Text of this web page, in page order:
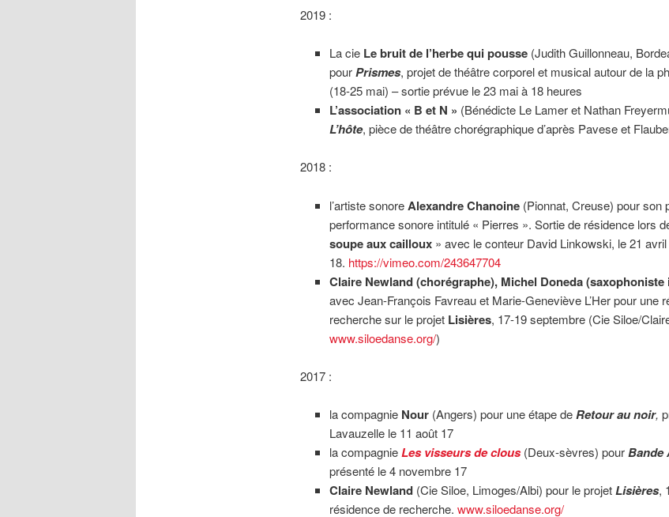
2019 :
La cie Le bruit de l’herbe qui pousse (Judith Guillonneau,
pourPrismes, projet de théâtre corporel et musical autour de la
(18-25 mai) – sortie prévue le 23 mai à 18 heures
L’association « B et N » (Bénédicte Le Lamer et Nathan
L’hôte, pièce de théâtre chorégraphique d’après Pavese et
2018 :
l’artiste sonore Alexandre Chanoine (Pionnat, Creuse) pour son
performance sonore intitulé « Pierres ». Sortie de résidence lors
soupe aux cailloux » avec le conteur David Linkowski, le 21 avril
18. https://vimeo.com/243647704
Claire Newland (chorégraphe), Michel Doneda
avec Jean-François Favreau et Marie-Geneviève L’Her pour une
recherche sur le projet Lisières, 17-19 septembre (Cie Siloe/
www.siloedanse.org/)
2017 :
la compagnie Nour (Angers) pour une étape deRetour au noir,
Lavauzelle le 11 août 17
la compagnieLes visseurs de clous (Deux-sèvres) pourBande
présenté le 4 novembre 17
Claire Newland (Cie Siloe, Limoges/Albi) pour le projetLisières,
résidence de recherche.www.siloedanse.org/